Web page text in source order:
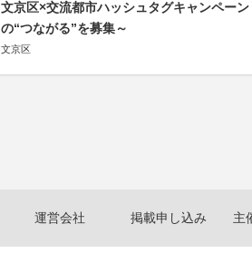
文京区×交流都市ハッシュタグキャンペー
の“つながる”を募集～
文京区
運営会社 掲載申し込み 主